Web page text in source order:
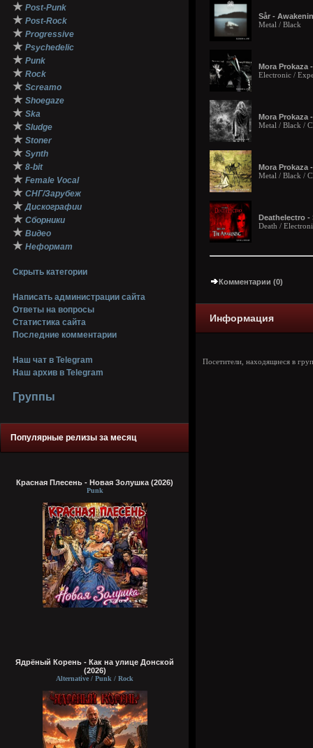
★ Post-Punk
★ Post-Rock
★ Progressive
★ Psychedelic
★ Punk
★ Rock
★ Screamo
★ Shoegaze
★ Ska
★ Sludge
★ Stoner
★ Synth
★ 8-bit
★ Female Vocal
★ СНГ/Зарубеж
★ Дискографии
★ Сборники
★ Видео
★ Неформат
Скрыть категории
Написать администрации сайта
Ответы на вопросы
Статистика сайта
Последние комментарии
Наш чат в Telegram
Наш архив в Telegram
Группы
Популярные релизы за месяц
Красная Плесень - Новая Золушка (2026)
Punk
Ядрёный Корень - Как на улице Донской
(2026)
Alternative / Punk / Rock
Sår -
Metal / Black
Mora Prokaza
Electronic /
Mora Prokaza
Metal / Black /
Mora Prokaza
Metal / Black /
Deathelectro -
Death /
Комментарии (0)
Информация
Посетители, находящиеся в